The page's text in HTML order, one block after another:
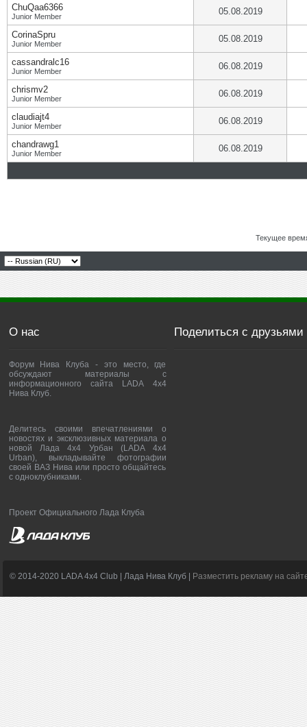
ChuQaa6366
Junior Member 05.08.2019
CorinaSpru
Junior Member 05.08.2019
cassandralc16
Junior Member 06.08.2019
chrismv2
Junior Member 06.08.2019
claudiajt4
Junior Member 06.08.2019
chandrawg1
Junior Member 06.08.2019
Текущее
О нас
Форум Нива Клуба - это место, где
обсуждают материалы с
информационного сайта LADA 4x4
Нива Клуб.
Делитесь своими впечатлениями о
новостях и эксклюзивных материала о
новой Лада 4х4 Урбан (LADA 4x4
Urban), выкладывайте фотографии
своей ВАЗ Нива или просто общайтесь
с одноклубниками.
Проект Официального Лада Клуба
Поделиться с друзьями
© 2014-2020 LADA 4x4 Club | Лада Нива Клуб | Разместить рекламу на